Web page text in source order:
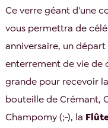
Ce verre géant d'une
vous permettra de
anniversaire, un
enterrement de vie de
grande pour recevoir
bouteille de Crémant,
Champomy (;-), la